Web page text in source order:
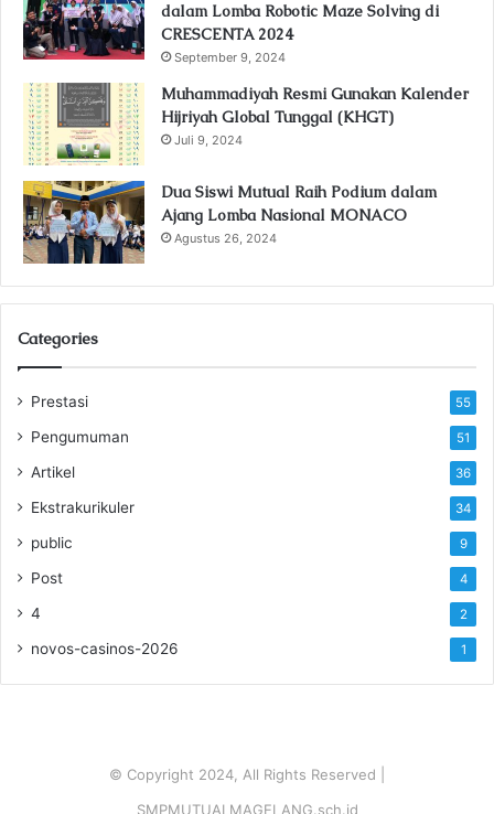
dalam Lomba Robotic Maze Solving di
CRESCENTA 2024
September 9, 2024
Muhammadiyah Resmi Gunakan Kalender
Hijriyah Global Tunggal (KHGT)
Juli 9, 2024
Dua Siswi Mutual Raih Podium dalam
Ajang Lomba Nasional MONACO
Agustus 26, 2024
Categories
Prestasi 55
Pengumuman 51
Artikel 36
Ekstrakurikuler 34
public 9
Post 4
4 2
novos-casinos-2026 1
© Copyright 2024, All Rights Reserved |
SMPMUTUALMAGELANG.sch.id